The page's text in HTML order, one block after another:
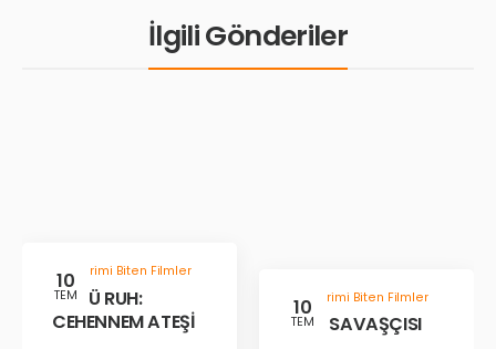
İlgili Gönderiler
10
TEM
Gösterimi Biten Filmler
KÖTÜ RUH:
CEHENNEM ATEŞİ
10
TEM
Gösterimi Biten Filmler
ÇÖL SAVAŞÇISI